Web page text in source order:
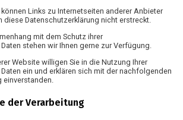
Links zu Internetseiten anderer Anbieter
diese Datenschutzerklärung nicht erstreckt.
mit dem Schutz ihrer
stehen wir Ihnen gerne zur Verfügung.
Website willigen Sie in die Nutzung Ihrer
ein und erklären sich mit der nachfolgenden
der Verarbeitung